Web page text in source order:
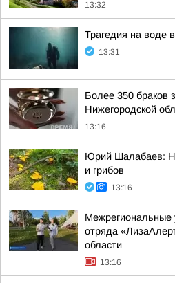
13:32
Трагедия на воде
13:31
Более 350 браков
Нижегородской
13:16
Юрий Шалабаев:
и грибов
13:16
Межрегиональные
отряда
области
13:16